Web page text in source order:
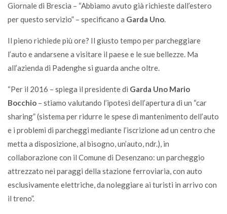
Giornale di Brescia – “Abbiamo avuto già richieste dall’estero
per questo servizio” – specificano a Garda Uno.
Il pieno richiede più ore? Il giusto tempo per parcheggiare
l’auto e andarsene a visitare il paese e le sue bellezze. Ma
all’azienda di Padenghe si guarda anche oltre.
“Per il 2016 – spiega il presidente di Garda Uno Mario
Bocchio – stiamo valutando l’ipotesi dell’apertura di un “car
sharing” (sistema per ridurre le spese di mantenimento dell’auto
e i problemi di parcheggi mediante l’iscrizione ad un centro che
metta a disposizione, al bisogno, un’auto, ndr.), in
collaborazione con il Comune di Desenzano: un parcheggio
attrezzato nei paraggi della stazione ferroviaria, con auto
esclusivamente elettriche, da noleggiare ai turisti in arrivo con
il treno”.